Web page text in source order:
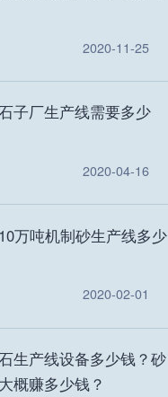
2020-11-25
子厂生产线需要多少
2020-04-16
万吨机制砂生产线多少
2020-02-01
生产线设备多少钱？砂
概赚多少钱？